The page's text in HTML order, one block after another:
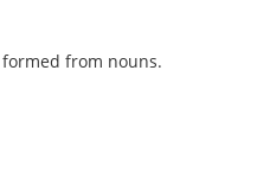
from nouns.